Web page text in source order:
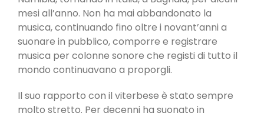
mesi all’anno. Non ha mai abbandonato la
musica, continuando fino oltre i novant’anni a
suonare in pubblico, comporre e registrare
musica per colonne sonore che registi di tutto il
mondo continuavano a proporgli.
Il suo rapporto con il viterbese è stato sempre
molto stretto. Per decenni ha suonato in